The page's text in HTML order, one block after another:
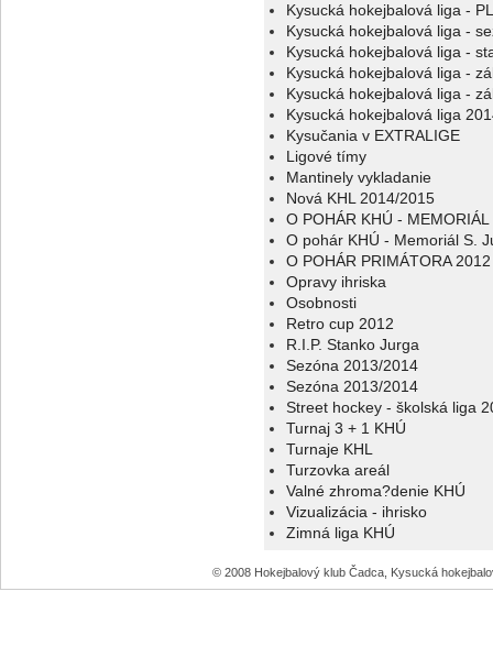
Kysucká hokejbalová liga -
Kysucká hokejbalová liga -
Kysucká hokejbalová liga -
Kysucká hokejbalová liga -
Kysucká hokejbalová liga -
Kysucká hokejbalová liga
Kysučania v EXTRALIGE
Ligové tímy
Mantinely vykladanie
Nová KHL 2014/2015
O POHÁR KHÚ - MEMORIÁL
O pohár KHÚ - Memoriál S.
O POHÁR PRIMÁTORA 2012
Opravy ihriska
Osobnosti
Retro cup 2012
R.I.P. Stanko Jurga
Sezóna 2013/2014
Sezóna 2013/2014
Street hockey - školská liga
Turnaj 3 + 1 KHÚ
Turnaje KHL
Turzovka areál
Valné zhroma?denie KHÚ
Vizualizácia - ihrisko
Zimná liga KHÚ
© 2008 Hokejbalový klub Čadca, Kysucká